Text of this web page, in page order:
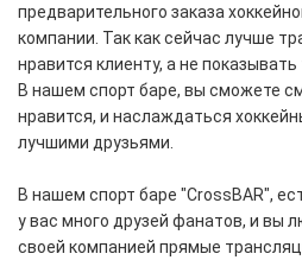
предварительного заказа
компании. Так как сейчас лучше
нравится клиенту, а не
В нашем спорт баре, вы сможете
нравится, и наслаждаться
лучшими друзьями.
В нашем спорт баре "CrossBAR",
у вас много друзей фанатов, и вы
своей компанией прямые